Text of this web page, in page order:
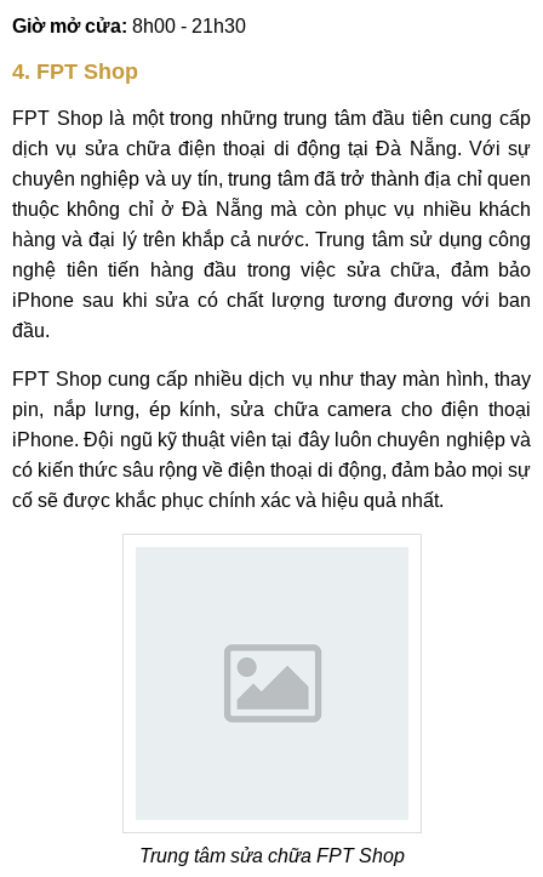
Giờ mở cửa: 8h00 - 21h30
4. FPT Shop
FPT Shop là một trong những trung tâm đầu tiên cung cấp
dịch vụ sửa chữa điện thoại di động tại Đà Nẵng. Với sự
chuyên nghiệp và uy tín, trung tâm đã trở thành địa chỉ quen
thuộc không chỉ ở Đà Nẵng mà còn phục vụ nhiều khách
hàng và đại lý trên khắp cả nước. Trung tâm sử dụng công
nghệ tiên tiến hàng đầu trong việc sửa chữa, đảm bảo
iPhone sau khi sửa có chất lượng tương đương với ban
đầu.
FPT Shop cung cấp nhiều dịch vụ như thay màn hình, thay
pin, nắp lưng, ép kính, sửa chữa camera cho điện thoại
iPhone. Đội ngũ kỹ thuật viên tại đây luôn chuyên nghiệp và
có kiến thức sâu rộng về điện thoại di động, đảm bảo mọi sự
cố sẽ được khắc phục chính xác và hiệu quả nhất.
Trung tâm sửa chữa FPT Shop